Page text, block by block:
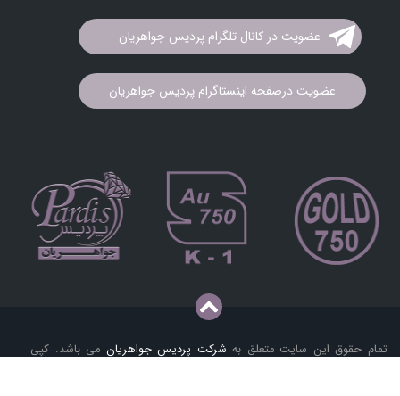
تمام حقوق این سایت متعلق به شرکت پردیس جواهریان می باشد. کپی
عضویت در کانال تلگرام پردیس جواهریان
عضویت درصفحه اینستاگرام پردیس جواهریان